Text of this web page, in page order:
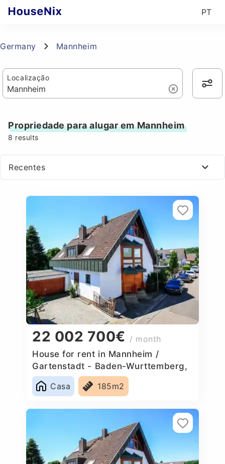
PT
Germany Mannheim
Localização
Propriedade para alugar em Mannheim
8 results
Recentes
22 002 700€ / month
House for rent in Mannheim /
Gartenstadt - Baden-Wurttemberg,
Germany
Casa
185m2